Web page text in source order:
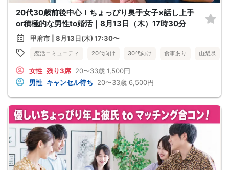
20代30歳前後中心！ちょっぴり奥手女子×話し上手
or積極的な男性to婚活｜8月13日（木）17時30分
甲府市 | 8月13日(木) 17:30〜
恋活コミュニティ 20代向け 30代向け 食事あり 山梨県
女性 残り3席 20〜33歳 1,500円
男性 キャンセル待ち 20〜33歳 6,500円